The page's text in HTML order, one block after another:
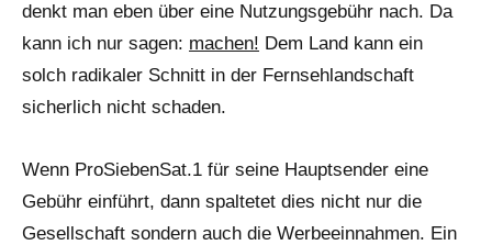
denkt man eben über eine Nutzungsgebühr nach. Da
kann ich nur sagen: machen! Dem Land kann ein
solch radikaler Schnitt in der Fernsehlandschaft
sicherlich nicht schaden.
Wenn ProSiebenSat.1 für seine Hauptsender eine
Gebühr einführt, dann spaltetet dies nicht nur die
Gesellschaft sondern auch die Werbeeinnahmen. Ein